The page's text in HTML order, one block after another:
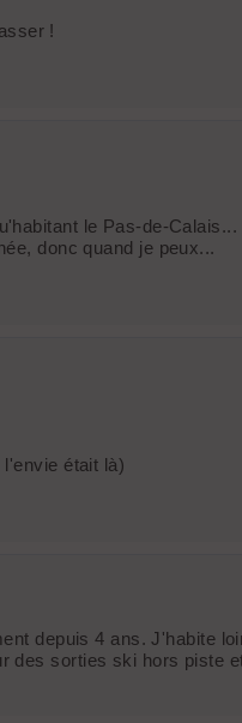
!
le Pas-de-Calais...
donc quand je peux...
était là)
depuis 4 ans. J'habite
des sorties ski hors piste